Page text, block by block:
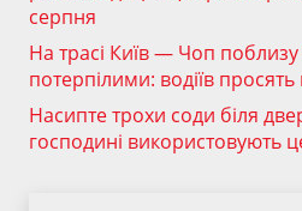
серпня
На трасі Київ — Чоп поблизу
потерпілими: водіїв
Насипте трохи соди біля
господині використовують